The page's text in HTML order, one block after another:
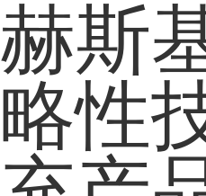
赫斯
略性